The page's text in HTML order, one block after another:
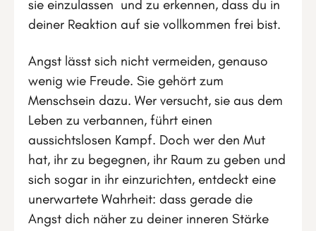
sie einzulassen und zu erkennen, dass du in
deiner Reaktion auf sie vollkommen frei bist.
Angst lässt sich nicht vermeiden, genauso
wenig wie Freude. Sie gehört zum
Menschsein dazu. Wer versucht, sie aus dem
Leben zu verbannen, führt einen
aussichtslosen Kampf. Doch wer den Mut
hat, ihr zu begegnen, ihr Raum zu geben und
sich sogar in ihr einzurichten, entdeckt eine
unerwartete Wahrheit: dass gerade die
Angst dich näher zu deiner inneren Stärke